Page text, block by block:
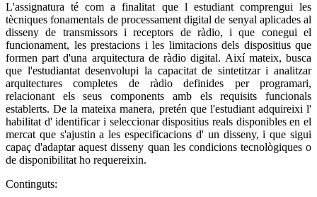
L'assignatura té com a finalitat que l estudiant comprengui les
tècniques fonamentals de processament digital de senyal aplicades al
disseny de transmissors i receptors de ràdio, i que conegui el
funcionament, les prestacions i les limitacions dels dispositius que
formen part d'una arquitectura de ràdio digital. Així mateix, busca
que l'estudiantat desenvolupi la capacitat de sintetitzar i analitzar
arquitectures completes de ràdio definides per programari,
relacionant els seus components amb els requisits funcionals
establerts. De la mateixa manera, pretén que l'estudiant adquireixi l'
habilitat d' identificar i seleccionar dispositius reals disponibles en el
mercat que s'ajustin a les especificacions d' un disseny, i que sigui
capaç d'adaptar aquest disseny quan les condicions tecnològiques o
de disponibilitat ho requereixin.
Continguts: